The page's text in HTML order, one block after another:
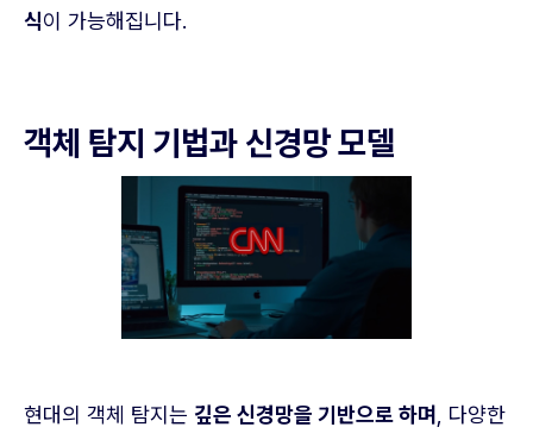
식이 가능해집니다.
객체 탐지 기법과 신경망 모델
현대의 객체 탐지는 깊은 신경망을 기반으로 하며
, 다양한